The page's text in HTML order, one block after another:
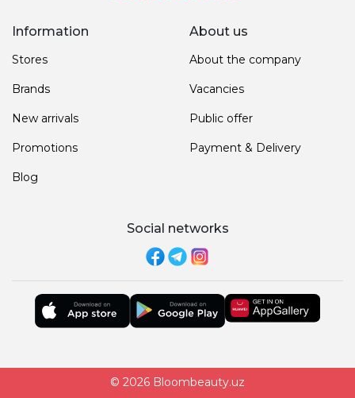
Information
Stores
Brands
New arrivals
Promotions
Blog
About us
About the company
Vacancies
Public offer
Payment & Delivery
Social networks
© 2026 Bloombeauty.uz